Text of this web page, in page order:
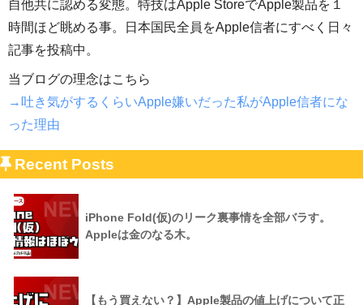
自他共に認める変態。特技はApple StoreでApple製品を１
時間ほど眺める事。日本国民全員をApple信者にすべく日々
記事を投稿中。
当ブログの理念はこちら
→吐き気がするくらいApple嫌いだった私がApple信者にな
った理由
Recent Posts
iPhone Fold(仮)のリーク裏事情を全部バラす。
Appleは金のなる木。
【もう買えない？】Apple製品の値上げについて正